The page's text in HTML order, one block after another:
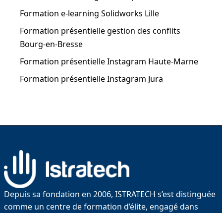
Formation e-learning Solidworks Lille
Formation présentielle gestion des conflits
Bourg-en-Bresse
Formation présentielle Instagram Haute-Marne
Formation présentielle Instagram Jura
Depuis sa fondation en 2006, ISTRATECH s’est distinguée
comme un centre de formation d’élite, engagé dans